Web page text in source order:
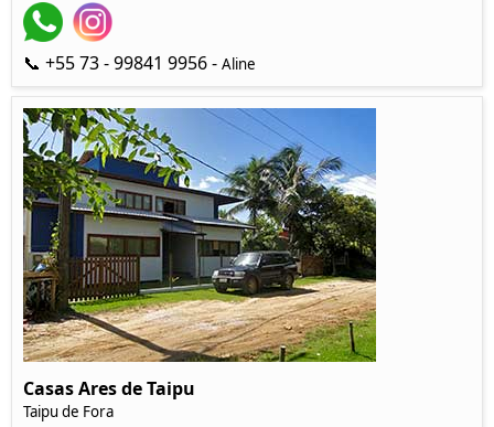
📞 +55 73 - 99841 9956 - Aline
Casas Ares de Taipu
Taipu de Fora